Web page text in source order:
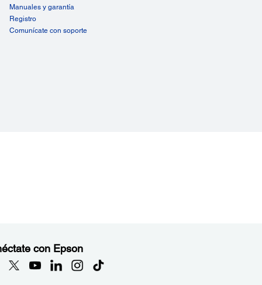
Manuales y garantía
Registro
Comunícate con soporte
con Epson